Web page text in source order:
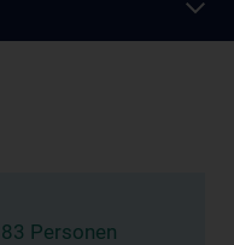
83 Personen